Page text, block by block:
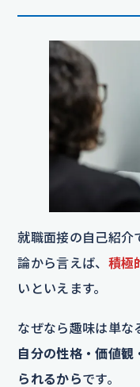
就職面接の自己紹介
論から言えば、 積極
いといえます。
なぜなら趣味は単な
自分の性格・価値観
られるからです。